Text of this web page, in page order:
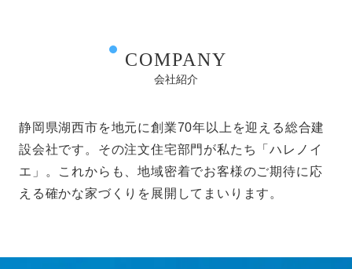
COMPANY
会社紹介
静岡県湖西市を地元に創業70年以上を迎える総合建
設会社です。その注文住宅部門が私たち「ハレノイ
エ」。これからも、地域密着でお客様のご期待に応
える確かな家づくりを展開してまいります。